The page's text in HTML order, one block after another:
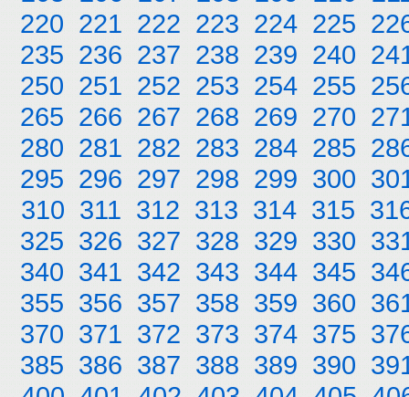
220 221 222 223 224 225
235 236 237 238 239 240
250 251 252 253 254 255
265 266 267 268 269 270
280 281 282 283 284 285
295 296 297 298 299 300
310 311 312 313 314 315
325 326 327 328 329 330
340 341 342 343 344 345
355 356 357 358 359 360
370 371 372 373 374 375
385 386 387 388 389 390